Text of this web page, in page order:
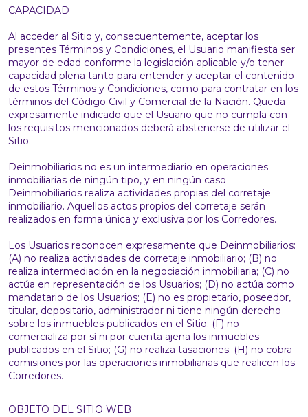
CAPACIDAD
Al acceder al Sitio y, consecuentemente, aceptar los
presentes Términos y Condiciones, el Usuario manifiesta ser
mayor de edad conforme la legislación aplicable y/o tener
capacidad plena tanto para entender y aceptar el contenido
de estos Términos y Condiciones, como para contratar en los
términos del Código Civil y Comercial de la Nación. Queda
expresamente indicado que el Usuario que no cumpla con
los requisitos mencionados deberá abstenerse de utilizar el
Sitio.
Deinmobiliarios no es un intermediario en operaciones
inmobiliarias de ningún tipo, y en ningún caso
Deinmobiliarios realiza actividades propias del corretaje
inmobiliario. Aquellos actos propios del corretaje serán
realizados en forma única y exclusiva por los Corredores.
Los Usuarios reconocen expresamente que Deinmobiliarios:
(A) no realiza actividades de corretaje inmobiliario; (B) no
realiza intermediación en la negociación inmobiliaria; (C) no
actúa en representación de los Usuarios; (D) no actúa como
mandatario de los Usuarios; (E) no es propietario, poseedor,
titular, depositario, administrador ni tiene ningún derecho
sobre los inmuebles publicados en el Sitio; (F) no
comercializa por sí ni por cuenta ajena los inmuebles
publicados en el Sitio; (G) no realiza tasaciones; (H) no cobra
comisiones por las operaciones inmobiliarias que realicen los
Corredores.
OBJETO DEL SITIO WEB